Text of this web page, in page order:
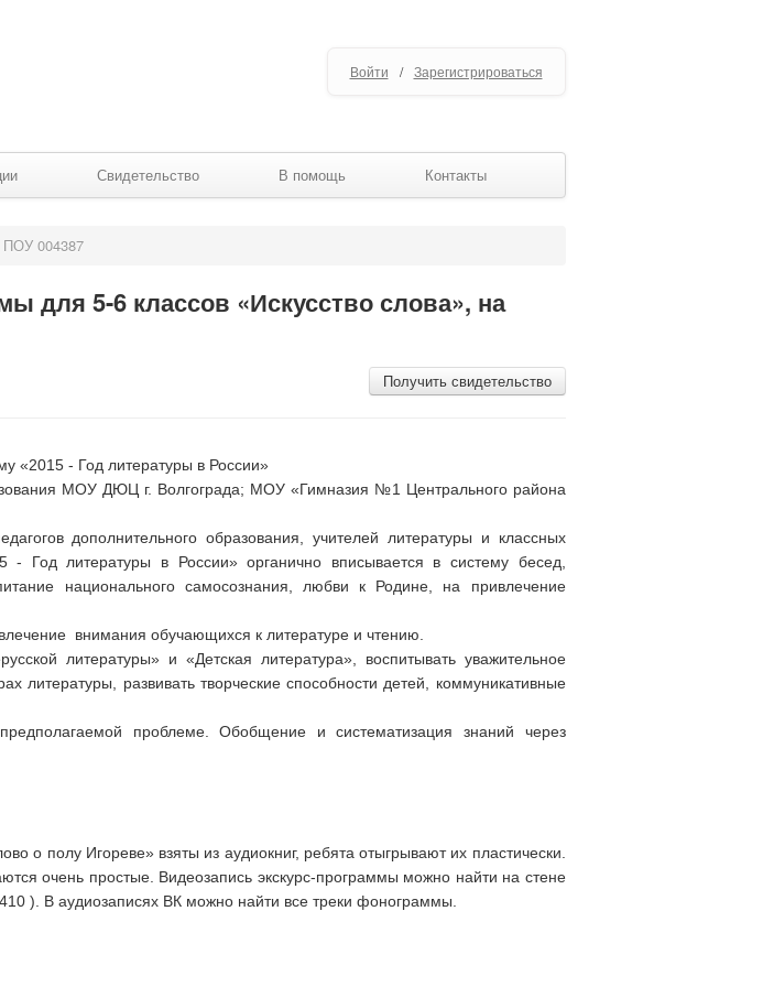
Войти / Зарегистрироваться
Свидетельство В помощь Контакты
004387
для 5-6 классов «Искусство слова», на
Получить свидетельство
«2015 - Год литературы в России»
МОУ ДЮЦ г. Волгограда; МОУ «Гимназия №1 Центрального района
дополнительного образования, учителей литературы и классных
Год литературы в России» органично вписывается в систему бесед,
национального самосознания, любви к Родине, на привлечение
внимания обучающихся к литературе и чтению.
литературы» и «Детская литература», воспитывать уважительное
литературы, развивать творческие способности детей, коммуникативные
проблеме. Обобщение и систематизация знаний через
о полу Игореве» взяты из аудиокниг, ребята отыгрывают их пластически.
очень простые. Видеозапись экскурс-программы можно найти на стене
). В аудиозаписях ВК можно найти все треки фонограммы.